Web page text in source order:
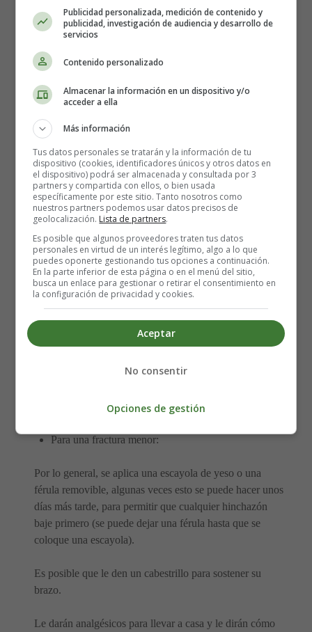
hospitalario.
Evite mover el brazo afectado tanto como sea
que se coloca debajo del brazo y alrededor del cuello.
Detenga cualquier sangrado aplicando presión sobre
la herida con una almohadilla limpia o un apósito si
Aplique una bolsa de hielo envuelta en una toalla en
el área lesionada.
No coma ni beba nada en caso de que necesite una
cirugía para arreglar el hueso cuando llegue al
hospital.
Si su hijo se lesionó el brazo o la muñeca, trate de
que otra persona conduzca para que pueda apoyarlo
y consolarlo.
Tratamiento para una fractura de brazo o muñeca.
Cuando llegue al hospital, se le administrarán analgésicos
y se le puede fijar un soporte (férula) en el brazo para
muñeca está roto y qué tan grave es la ruptura.
Para una fractura menor:
Por lo general, se aplica una escayola de yeso o una
férula removible, algunas veces esto se puede hacer unos
días más tarde, para permitir que cualquier hinchazón
baje primero (se puede dejar una férula hasta que se
coloque una escayola).
Es posible que le den un cabestrillo para sostener su
brazo.
Le darán analgésicos para llevar a casa y le dirán cómo
Publicidad personalizada, medición de contenido y
publicidad, investigación de audiencia y desarrollo de
servicios
Contenido personalizado
Almacenar la información en un dispositivo y/o
acceder a ella
Más información
Tus datos personales se tratarán y la información de tu
dispositivo (cookies, identificadores únicos y otros datos en
el dispositivo) podrá ser almacenada y consultada por 3
partners y compartida con ellos, o bien usada
específicamente por este sitio. Tanto nosotros como
nuestros partners podemos usar datos precisos de
geolocalización. Lista de partners.
Es posible que algunos proveedores traten tus datos
personales en virtud de un interés legítimo, algo a lo que
puedes oponerte gestionando tus opciones a continuación.
En la parte inferior de esta página o en el menú del sitio,
busca un enlace para gestionar o retirar el consentimiento en
la configuración de privacidad y cookies.
Aceptar
No consentir
Opciones de gestión